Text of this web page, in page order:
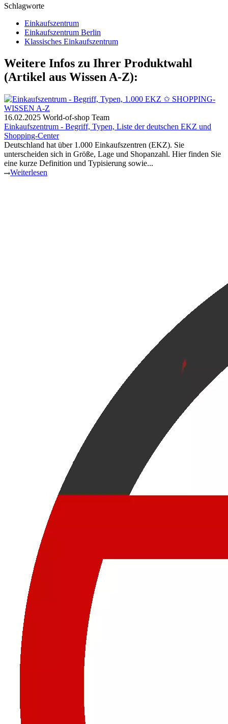
Schlagworte
Einkaufszentrum
Einkaufszentrum Berlin
Klassisches Einkaufszentrum
Weitere Infos zu Ihrer Produktwahl
(Artikel aus Wissen A-Z):
16.02.2025 World-of-shop Team
Einkaufszentrum - Begriff, Typen, Liste der deutschen EKZ und
Shopping-Center
Deutschland hat über 1.000 Einkaufszentren (EKZ). Sie
unterscheiden sich in Größe, Lage und Shopanzahl. Hier finden Sie
eine kurze Definition und Typisierung sowie...
Weiterlesen